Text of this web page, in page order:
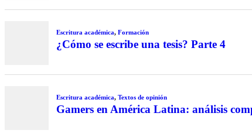
Escritura académica, Formación
¿Cómo se escribe una tesis? Parte 4
Escritura académica, Textos de opinión
Gamers en América Latina: análisis